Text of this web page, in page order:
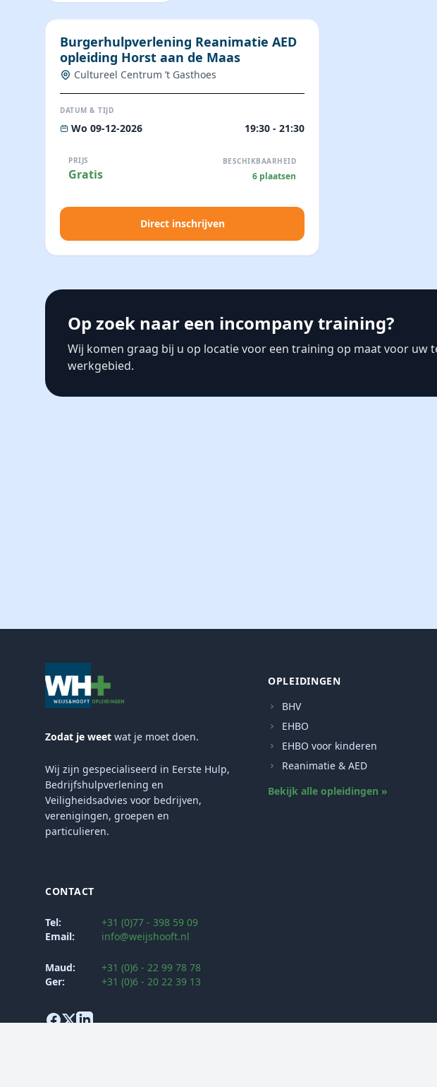
Burgerhulpverlening Reanimatie AED
opleiding Horst aan de Maas
Cultureel Centrum ’t Gasthoes
DATUM & TIJD
Wo 09-12-2026 19:30 - 21:30
PRIJS
Gratis
BESCHIKBAARHEID
6 plaatsen
Direct inschrijven
Op zoek naar een incompany training?
Wij komen graag bij u op locatie voor een training op maat voor uw
werkgebied.
Zodat je weet wat je moet doen.
Wij zijn gespecialiseerd in Eerste Hulp,
Bedrijfshulpverlening en
Veiligheidsadvies voor bedrijven,
verenigingen, groepen en
particulieren.
OPLEIDINGEN
BHV
EHBO
EHBO voor kinderen
Reanimatie & AED
Bekijk alle opleidingen »
CONTACT
Tel:
+31 (0)77 - 398 59 09
Email:
info@weijshooft.nl
Maud:
+31 (0)6 - 22 99 78 78
Ger:
+31 (0)6 - 20 22 39 13